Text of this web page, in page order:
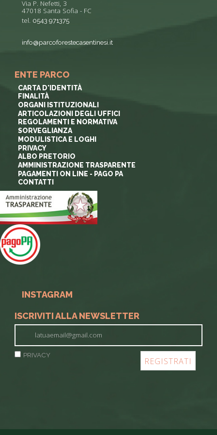
Via P. Nefetti, 3
47018 Santa Sofia - FC
tel. 0543 971375
info@parcoforestecasentinesi.it
ENTE PARCO
CARTA D'IDENTITÀ
FINALITÀ
ORGANI ISTITUZIONALI
ARTICOLAZIONI DEGLI UFFICI
REGOLAMENTI E NORMATIVA
SORVEGLIANZA
MODULISTICA E LOGHI
PRIVACY
ALBO PRETORIO
AMMINISTRAZIONE TRASPARENTE
PAGAMENTI ON LINE - PAGO PA
CONTATTI
INSTAGRAM
ISCRIVITI ALLA NEWSLETTER
PRIVACY